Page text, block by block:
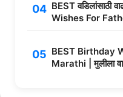
BEST वडिलांसाठी
Wishes For
BEST Birthday
Marathi | मुलीला